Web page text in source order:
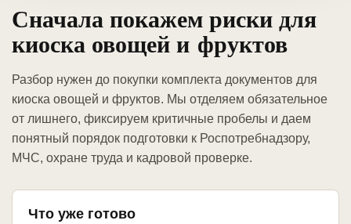
Сначала покажем риски для
киоска овощей и фруктов
Разбор нужен до покупки комплекта документов для
киоска овощей и фруктов. Мы отделяем обязательное
от лишнего, фиксируем критичные пробелы и даем
понятный порядок подготовки к Роспотребнадзору,
МЧС, охране труда и кадровой проверке.
Что уже готово